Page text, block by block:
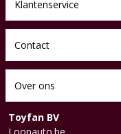
Klantenservice
Contact
Over ons
Toyfan BV